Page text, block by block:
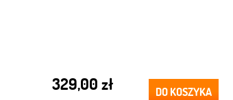
329,00 zł DO KOSZYKA